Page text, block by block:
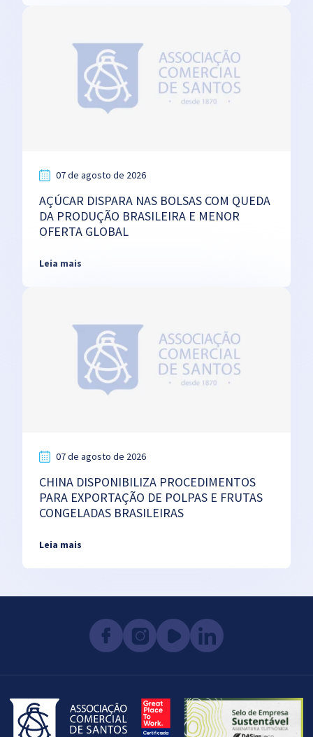
07 de agosto de 2026
AÇÚCAR DISPARA NAS BOLSAS COM QUEDA
DA PRODUÇÃO BRASILEIRA E MENOR
OFERTA GLOBAL
Leia mais
07 de agosto de 2026
CHINA DISPONIBILIZA PROCEDIMENTOS
PARA EXPORTAÇÃO DE POLPAS E FRUTAS
CONGELADAS BRASILEIRAS
Leia mais